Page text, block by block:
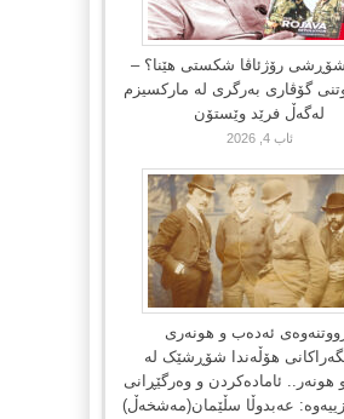
رۆژئاڤا شکستی هێنا؟ –
گۆڤاری بەرگری لە مارکسیزم
لەگەڵ فرێد وێستۆن
ئاب 4, 2026
ئەدەب و هونەری
هۆڵەندا شۆڕشێک لە
هونەر.. ئامادەکردن و وەرگێڕانی
عەبدوڵا سڵێمان(مەشخەڵ)